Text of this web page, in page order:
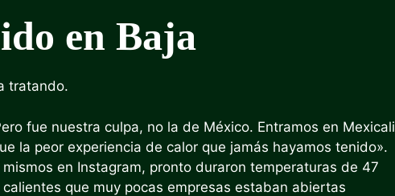
en Baja
tratando.
fue nuestra culpa, no la de México. Entramos en Mexicali
la peor experiencia de calor que jamás hayamos tenido».
en Instagram, pronto duraron temperaturas de 47
que muy pocas empresas estaban abiertas